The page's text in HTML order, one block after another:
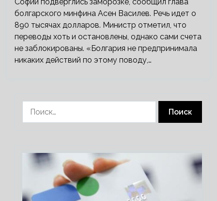
болгарского минфина Асен Василев. Речь идет о
890 тысячах долларов. Министр отметил, что
переводы хоть и остановлены, однако сами счета
не заблокированы. «Болгария не предпринимала
никаких действий по этому поводу,…